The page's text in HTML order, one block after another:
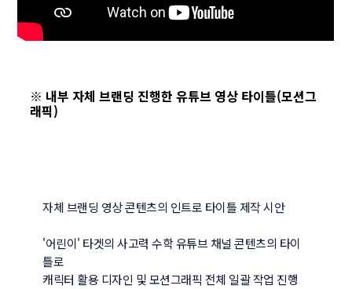
※ 내부 자체 브랜딩 진행한 유튜브 영상 타이틀(모션그
래픽)
자체 브랜딩 영상 콘텐츠의 인트로 타이틀 제작 시안
'어린이' 타겟의 사고력 수학 유튜브 채널 콘텐츠의 타이
틀로